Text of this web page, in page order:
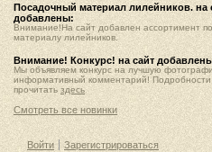
Посадочный материал лилейников. на
добавлены:
Внимание!На сайт добавлен ассортимент
материалу лилейников.
Внимание! Конкурс! на сайт
Мы объявляем конкурс на лучшую
информативный комментарий!
прочитать здесь
Смотреть все новинки
Войти Зарегистрироваться